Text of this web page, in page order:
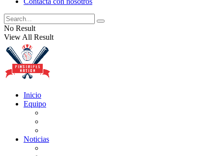
No Result
View All Result
Inicio
Equipo
Noticias